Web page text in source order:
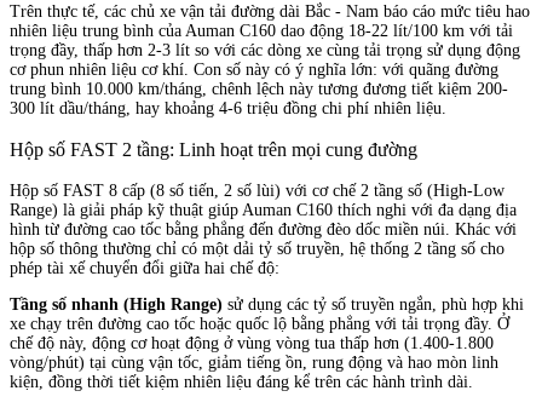
Trên thực tế, các chủ xe vận tải đường dài Bắc - Nam báo cáo mức tiêu hao
nhiên liệu trung bình của Auman C160 dao động 18-22 lít/100 km với tải
trọng đầy, thấp hơn 2-3 lít so với các dòng xe cùng tải trọng sử dụng động
cơ phun nhiên liệu cơ khí. Con số này có ý nghĩa lớn: với quãng đường
trung bình 10.000 km/tháng, chênh lệch này tương đương tiết kiệm 200-
300 lít dầu/tháng, hay khoảng 4-6 triệu đồng chi phí nhiên liệu.
Hộp số FAST 2 tầng: Linh hoạt trên mọi cung đường
Hộp số FAST 8 cấp (8 số tiến, 2 số lùi) với cơ chế 2 tầng số (High-Low
Range) là giải pháp kỹ thuật giúp Auman C160 thích nghi với đa dạng địa
hình từ đường cao tốc bằng phẳng đến đường đèo dốc miền núi. Khác với
hộp số thông thường chỉ có một dải tỷ số truyền, hệ thống 2 tầng số cho
phép tài xế chuyển đổi giữa hai chế độ:
Tầng số nhanh (High Range) sử dụng các tỷ số truyền ngắn, phù hợp khi
xe chạy trên đường cao tốc hoặc quốc lộ bằng phẳng với tải trọng đầy. Ở
chế độ này, động cơ hoạt động ở vùng vòng tua thấp hơn (1.400-1.800
vòng/phút) tại cùng vận tốc, giảm tiếng ồn, rung động và hao mòn linh
kiện, đồng thời tiết kiệm nhiên liệu đáng kể trên các hành trình dài.